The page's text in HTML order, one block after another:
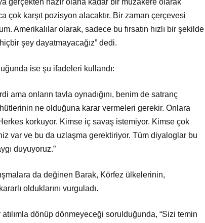
gerçekten hazır olana kadar bir müzakere olarak
çok karşıt pozisyon alacaktır. Bir zaman çerçevesi
Amerikalılar olarak, sadece bu fırsatın hızlı bir şekilde
şey dayatmayacağız” dedi.
ise şu ifadeleri kullandı:
ama onların tavla oynadığını, benim de satranç
ne olduğuna karar vermeleri gerekir. Onlara
korkuyor. Kimse iç savaş istemiyor. Kimse çok
var ve bu da uzlaşma gerektiriyor. Tüm diyaloglar bu
duyuyoruz.”
da değinen Barak, Körfez ülkelerinin,
olduklarını vurguladı.
dönüp dönmeyeceği sorulduğunda, “Sizi temin